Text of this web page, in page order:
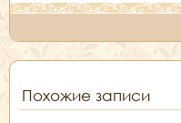
Похожие записи